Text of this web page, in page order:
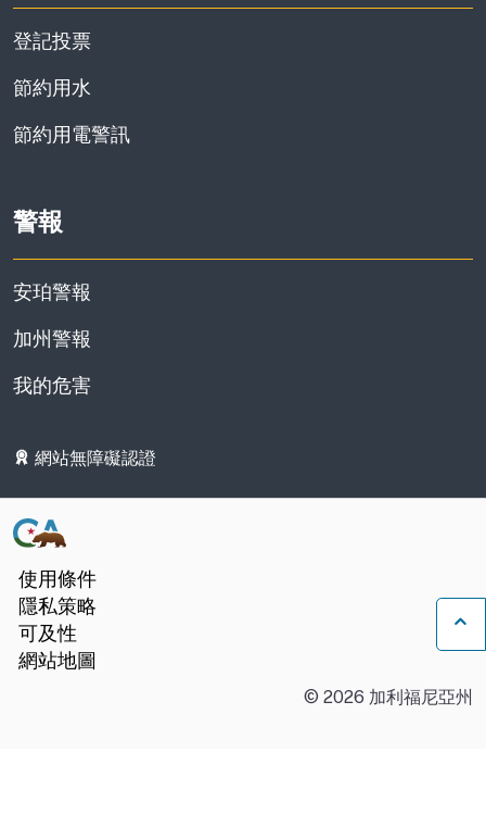
登記投票
節約用水
節約用電警訊
警報
安珀警報
加州警報
我的危害
網站無障礙認證
使用條件
隱私策略
可及性
網站地圖
© 2026 加利福尼亞州
返